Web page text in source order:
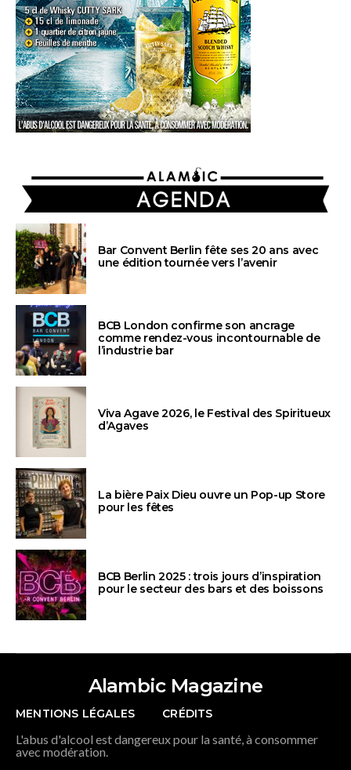
AGENDA
Bar Convent Berlin fête ses 20 ans avec
une édition tournée vers l’avenir
BCB London confirme son ancrage
comme rendez-vous incontournable de
l’industrie bar
Viva Agave 2026, le Festival des Spiritueux
d’Agaves
La bière Paix Dieu ouvre un Pop-up Store
pour les fêtes
BCB Berlin 2025 : trois jours d’inspiration
pour le secteur des bars et des boissons
Alambic Magazine
MENTIONS LÉGALES CRÉDITS
L'abus d'alcool est dangereux pour la santé, à consommer
avec modération.